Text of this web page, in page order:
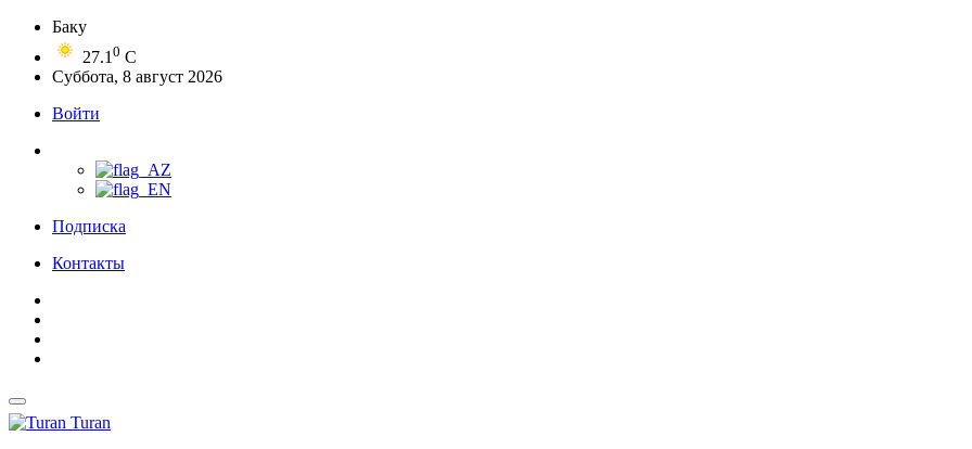
Баку
27.1 0 C
Суббота, 8 август 2026
Войти
Подписка
Контакты
Turan